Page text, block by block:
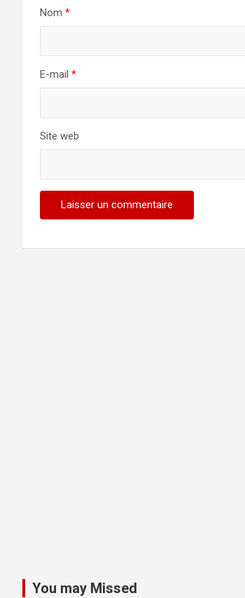
Nom *
E-mail *
Site web
You may Missed